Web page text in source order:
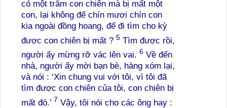
có một trăm con chiên mà bị mất một
con, lại không để chín mươi chín con
kia ngoài đồng hoang, để đi tìm cho kỳ
được con chiên bị mất ?5 Tìm được rồi,
người ấy mừng rỡ vác lên vai.6 Về đến
nhà, người ấy mời bạn bè, hàng xóm lại,
và nói : ‘Xin chung vui với tôi, vì tôi đã
tìm được con chiên của tôi, con chiên bị
mất đó.’ 7 Vậy, tôi nói cho các ông hay :